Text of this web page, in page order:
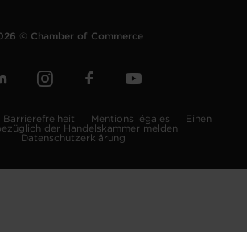
© Chamber of Commerce
Barrierefreiheit Mentions légales
Einen
der Handelskammer melden
Datenschutzerklärung